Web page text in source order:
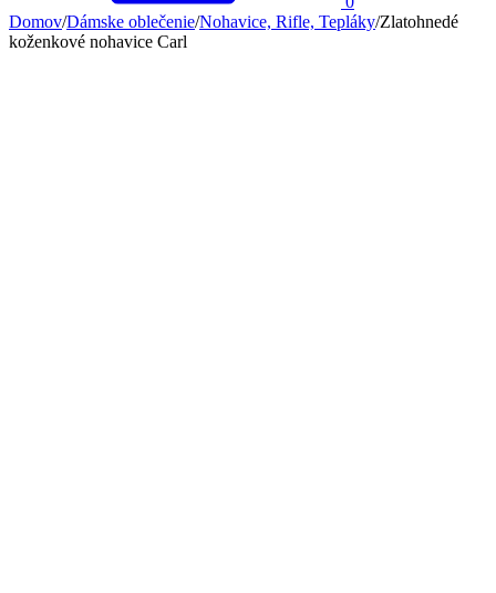
Domov/Dámske oblečenie/Nohavice, Rifle, Tepláky/Zlatohnedé
koženkové nohavice Carl